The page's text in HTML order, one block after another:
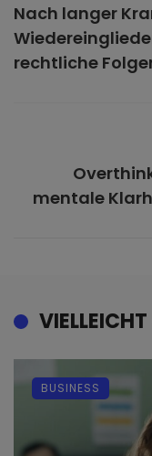
Nach langer
rechtliche
mentale
BUSINESS